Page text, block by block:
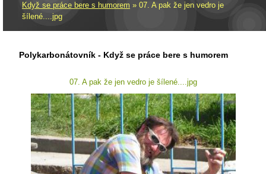
Když se práce bere s humorem » 07. A pak že jen vedro je
šílené....jpg
Polykarbonátovník - Když se práce bere s humorem
07. A pak že jen vedro je šílené....jpg